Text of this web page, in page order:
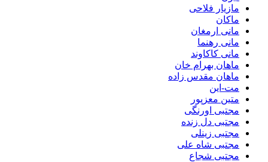
مازیار فلاحی
ماکان
مانی ارمغان
مانی رهنما
مانی کاکاوند
ماهان بهرام خان
ماهان مقدس زاده
مت-این
متین معزپور
مجتبی اورنگی
مجتبی دل زنده
مجتبی زینلی
مجتبی شاه علی
مجتبی شجاع